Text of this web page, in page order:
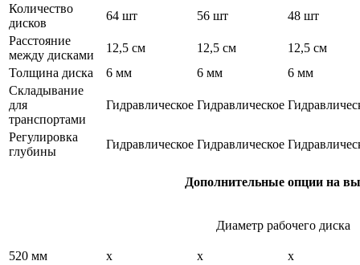
Количество
дисков
64 шт 56 шт
48 шт
Расстояние
между дисками
12,5 см 12,5 см
12,5 см
Толщина диска
6 мм 6 мм
6 мм
Складывание
для
транспортами
Гидравлическое Гидравлическое
Регулировка
глубины
Гидравлическое Гидравлическое
Дополнительные опции на
Диаметр рабочего диска
520 мм х x
x